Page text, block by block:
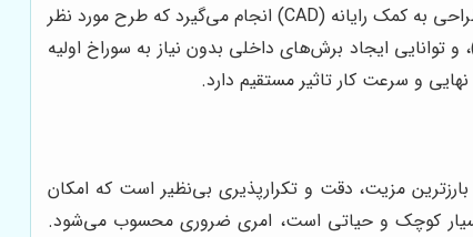
مواد مذاب یا باقی‌مانده را از مسیر خارج کند و یک برش تمیز ایجاد نماید. کنترل این فرآیند توسط سیستم‌های کامپیوتری و نرم‌افزارهای طراحی به کمک رایانه (CAD) انجام می‌گیرد که طرح مورد نظر
ایجاد برش‌های داخلی بدون نیاز به سوراخ اولیه
مزیت، دقت و تکرارپذیری بی‌نظیر است که امکان
بسیار کوچک و حیاتی است، امری ضروری محسوب می‌شود.